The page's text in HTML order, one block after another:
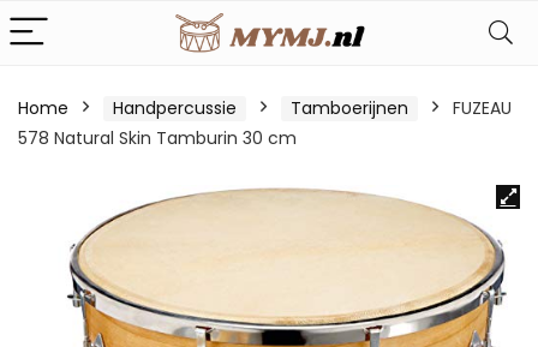
Home Handpercussie Tamboerijnen
FUZEAU
578 Natural Skin Tamburin 30 cm